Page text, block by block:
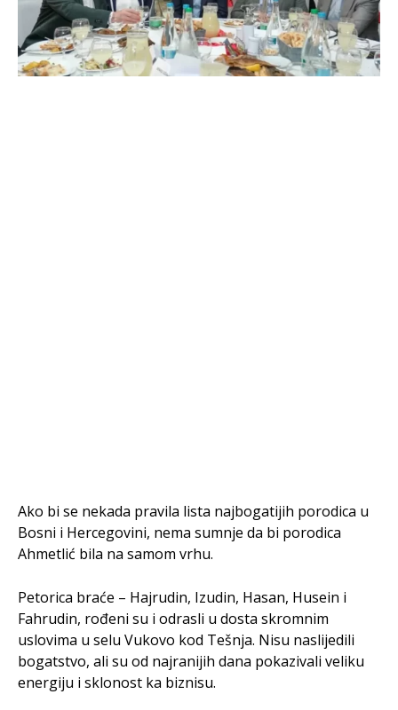
Ako bi se nekada pravila lista najbogatijih porodica u
Bosni i Hercegovini, nema sumnje da bi porodica
Ahmetlić bila na samom vrhu.
Petorica braće – Hajrudin, Izudin, Hasan, Husein i
Fahrudin, rođeni su i odrasli u dosta skromnim
uslovima u selu Vukovo kod Tešnja. Nisu naslijedili
bogatstvo, ali su od najranijih dana pokazivali veliku
energiju i sklonost ka biznisu.